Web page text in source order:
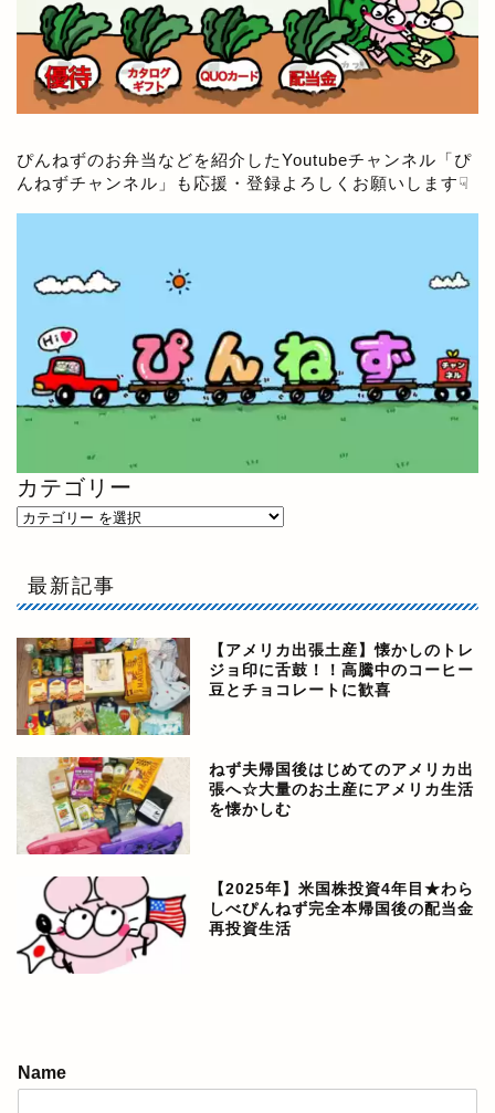
ぴんねずのお弁当などを紹介したYoutubeチャンネル「ぴ
んねずチャンネル 」も応援・登録よろしくお願いします☟
カテゴリー
最新記事
【アメリカ出張土産】懐かしのトレ
ジョ印に舌鼓！！高騰中のコーヒー
豆とチョコレートに歓喜
ねず夫帰国後はじめてのアメリカ出
張へ☆大量のお土産にアメリカ生活
を懐かしむ
【2025年】米国株投資4年目★わら
しべぴんねず完全本帰国後の配当金
再投資生活
Name